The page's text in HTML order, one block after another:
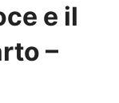
e il
–